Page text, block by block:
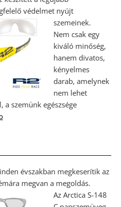
védelmet nyújt
szemeinek.
Nem csak egy
kiváló minőség,
hanem divatos,
kényelmes
darab, amelynek
nem lehet
a szemünk egészsége
évszakban megkeserítik az
megvan a megoldás.
Az Arctica S-148